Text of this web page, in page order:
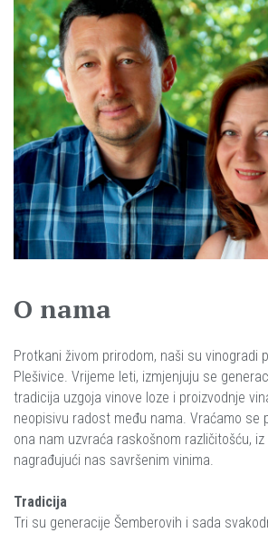
O nama
Protkani živom prirodom, naši su vinogradi
Plešivice. Vrijeme leti, izmjenjuju se
tradicija uzgoja vinove loze i proizvodnje
neopisivu radost među nama. Vraćamo se
ona nam uzvraća raskošnom različitošću,
nagrađujući nas savršenim vinima.
Tradicija
Tri su generacije Šemberovih i sada